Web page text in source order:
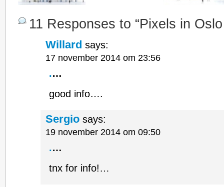
11 Responses to “Pixels in
Willard says:
17 november 2014 om 23:56
.…
good info….
Sergio says:
19 november 2014 om 09:50
.…
tnx for info!…